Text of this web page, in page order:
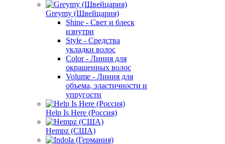
Greymy (Швейцария)
Shine - Свет и блеск
изнутри
Style - Средства
укладки волос
Color - Линия для
окрашенных волос
Volume - Линия для
объема, эластичности и
упругости
Help Is Here (Россия)
Hempz (США)